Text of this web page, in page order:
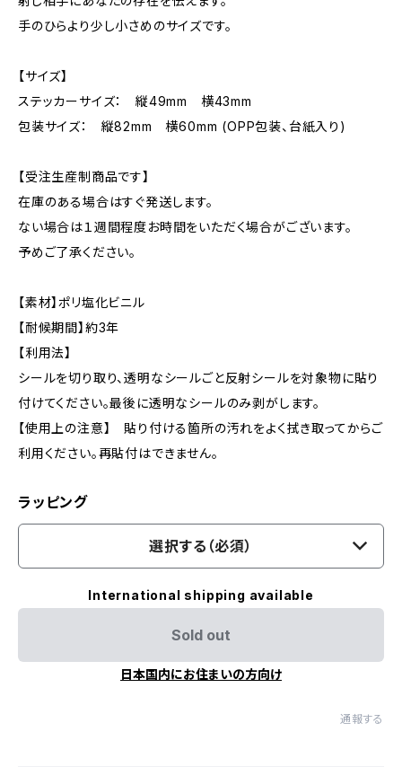
手のひらより少し小さめのサイズです。
【サイズ】
ステッカーサイズ： 縦49mm 横43mm
包装サイズ： 縦82mm 横60mm (OPP包装、台紙入り)
【受注生産制商品です】
在庫のある場合はすぐ発送します。
ない場合は１週間程度お時間をいただく場合がございます。
予めご了承ください。
【素材】ポリ塩化ビニル
【耐候期間】約3年
【利用法】
シールを切り取り、透明なシールごと反射シールを対象物に貼り
付けてください。最後に透明なシールのみ剥がします。
【使用上の注意】 貼り付ける箇所の汚れをよく拭き取ってからご
利用ください。再貼付はできません。
ラッピング
選択する（必須）
International shipping available
Sold out
日本国内にお住まいの方向け
通報する